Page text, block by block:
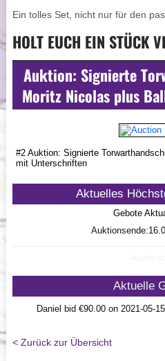
Ein tolles Set, nicht nur für den
HOLT EUCH EIN STÜCK
Auktion: Signierte
Moritz Nicolas plus
#2 Auktion: Signierte
mit Unterschriften
Aktuelles
Gebote
Aktuelle
Daniel bid €90.00 on 2021-05-
< Zurück zur Übersicht